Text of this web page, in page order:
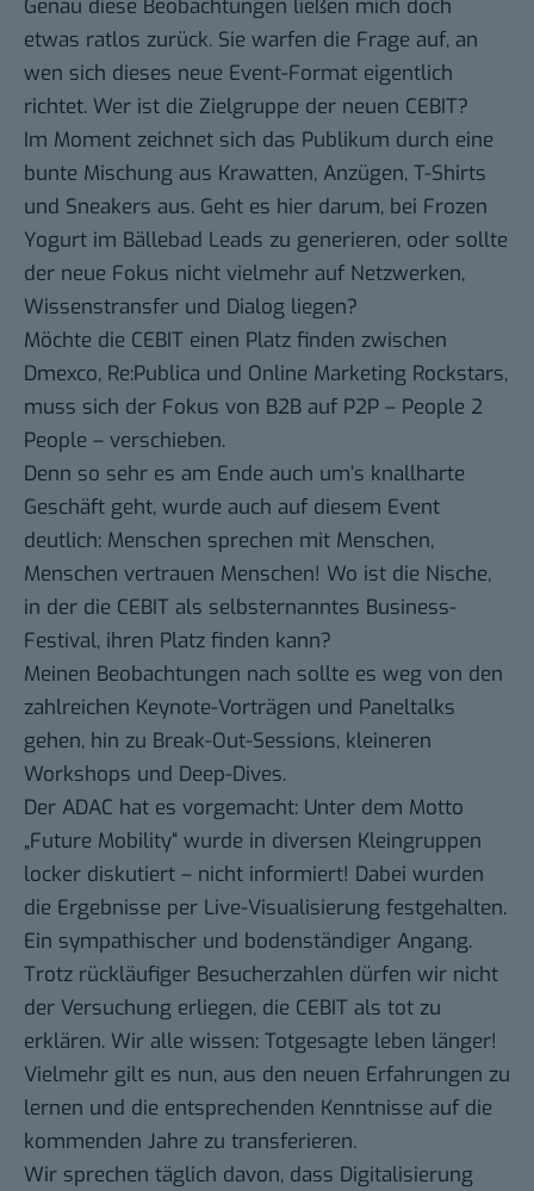
Genau diese Beobachtungen ließen mich doch
etwas ratlos zurück. Sie warfen die Frage auf, an
wen sich dieses neue Event-Format eigentlich
richtet. Wer ist die Zielgruppe der neuen CEBIT?
Im Moment zeichnet sich das Publikum durch eine
bunte Mischung aus Krawatten, Anzügen, T-Shirts
und Sneakers aus. Geht es hier darum, bei Frozen
Yogurt im Bällebad Leads zu generieren, oder sollte
der neue Fokus nicht vielmehr auf Netzwerken,
Wissenstransfer und Dialog liegen?
Möchte die CEBIT einen Platz finden zwischen
Dmexco, Re:Publica und Online Marketing Rockstars,
muss sich der Fokus von B2B auf P2P – People 2
People – verschieben.
Denn so sehr es am Ende auch um’s knallharte
Geschäft geht, wurde auch auf diesem Event
deutlich: Menschen sprechen mit Menschen,
Menschen vertrauen Menschen! Wo ist die Nische,
in der die CEBIT als selbsternanntes Business-
Festival, ihren Platz finden kann?
Meinen Beobachtungen nach sollte es weg von den
zahlreichen Keynote-Vorträgen und Paneltalks
gehen, hin zu Break-Out-Sessions, kleineren
Workshops und Deep-Dives.
Der ADAC hat es vorgemacht: Unter dem Motto
„Future Mobility“ wurde in diversen Kleingruppen
locker diskutiert – nicht informiert! Dabei wurden
die Ergebnisse per Live-Visualisierung festgehalten.
Ein sympathischer und bodenständiger Angang.
Trotz rückläufiger Besucherzahlen dürfen wir nicht
der Versuchung erliegen, die CEBIT als tot zu
erklären. Wir alle wissen: Totgesagte leben länger!
Vielmehr gilt es nun, aus den neuen Erfahrungen zu
lernen und die entsprechenden Kenntnisse auf die
kommenden Jahre zu transferieren.
Wir sprechen täglich davon, dass Digitalisierung